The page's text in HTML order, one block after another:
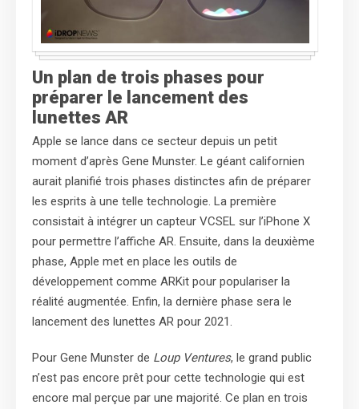
Un plan de trois phases pour
préparer le lancement des
lunettes AR
Apple se lance dans ce secteur depuis un petit
moment d’après Gene Munster. Le géant californien
aurait planifié trois phases distinctes afin de préparer
les esprits à une telle technologie. La première
consistait à intégrer un capteur VCSEL sur l’iPhone X
pour permettre l’affiche AR. Ensuite, dans la deuxième
phase, Apple met en place les outils de
développement comme ARKit pour populariser la
réalité augmentée. Enfin, la dernière phase sera le
lancement des lunettes AR pour 2021.
Pour Gene Munster de Loup Ventures, le grand public
n’est pas encore prêt pour cette technologie qui est
encore mal perçue par une majorité. Ce plan en trois